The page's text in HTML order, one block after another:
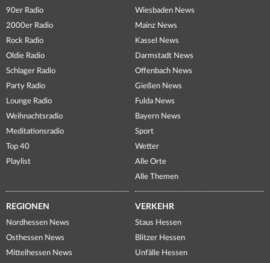
90er Radio
2000er Radio
Rock Radio
Oldie Radio
Schlager Radio
Party Radio
Lounge Radio
Weihnachtsradio
Meditationsradio
Top 40
Playlist
Wiesbaden News
Mainz News
Kassel News
Darmstadt News
Offenbach News
Gießen News
Fulda News
Bayern News
Sport
Wetter
Alle Orte
Alle Themen
REGIONEN
Nordhessen News
Osthessen News
Mittelhessen News
VERKEHR
Staus Hessen
Blitzer Hessen
Unfälle Hessen